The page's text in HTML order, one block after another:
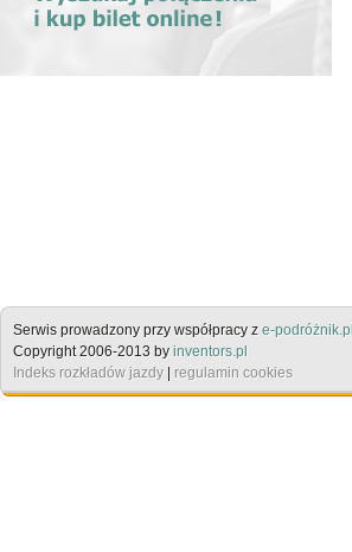
Serwis prowadzony przy współpracy z e-podróżnik.pl
Copyright 2006-2013 by inventors.pl
Indeks rozkładów jazdy
regulamin cookies